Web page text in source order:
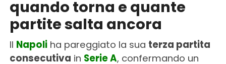
quando torna e quante
partite salta ancora
Il Napoli ha pareggiato la sua terza partita
consecutiva in Serie A, confermando un